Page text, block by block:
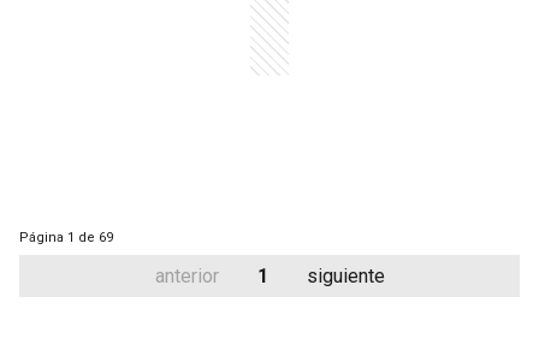
Página 1 de 69
anterior 1 siguiente